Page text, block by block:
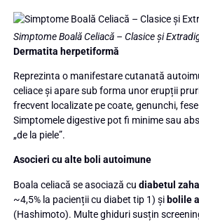
Simptome Boală Celiacă – Clasice și
Dermatita herpetiformă
Reprezinta o manifestare cutanată
celiace și apare sub forma unor erupții
frecvent localizate pe coate, genunchi,
Simptomele digestive pot fi minime sau
„de la piele”.
Asocieri cu alte boli autoimune
Boala celiacă se asociază cu diabetul
~4,5% la pacienții cu diabet tip 1) și bolile
(Hashimoto). Multe ghiduri susțin